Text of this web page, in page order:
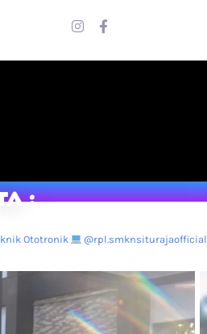
:
Ototronik @rpl.smknsiturajaofficial